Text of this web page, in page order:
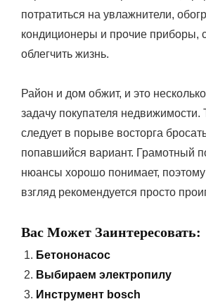
потратиться на увлажнители,
кондиционеры и прочие приборы,
облегчить жизнь.
Район и дом обжит, и это
задачу покупателя
следует в порыве восторга
попавшийся вариант. Грамотный
нюансы хорошо понимает,
взгляд рекомендуется просто
Вас Может Заинтересовать:
Бетононасос
Выбираем электропилу
Инструмент bosch